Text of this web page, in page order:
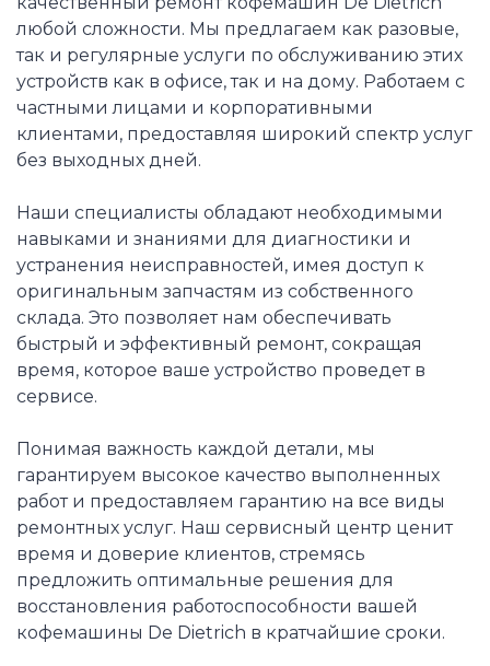
любой сложности. Мы предлагаем как разовые,
так и регулярные услуги по обслуживанию этих
устройств как в офисе, так и на дому. Работаем с
частными лицами и корпоративными
клиентами, предоставляя широкий спектр услуг
без выходных дней.
Наши специалисты обладают необходимыми
навыками и знаниями для диагностики и
устранения неисправностей, имея доступ к
оригинальным запчастям из собственного
склада. Это позволяет нам обеспечивать
быстрый и эффективный ремонт, сокращая
время, которое ваше устройство проведет в
сервисе.
Понимая важность каждой детали, мы
гарантируем высокое качество выполненных
работ и предоставляем гарантию на все виды
ремонтных услуг. Наш сервисный центр ценит
время и доверие клиентов, стремясь
предложить оптимальные решения для
восстановления работоспособности вашей
кофемашины De Dietrich в кратчайшие сроки.